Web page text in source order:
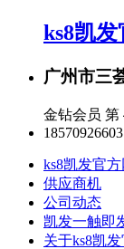
ks8凯
广州市三
金钻会员 第
18570926603
ks8凯发官
供应商机
公司动态
凯发一触即
关于ks8凯